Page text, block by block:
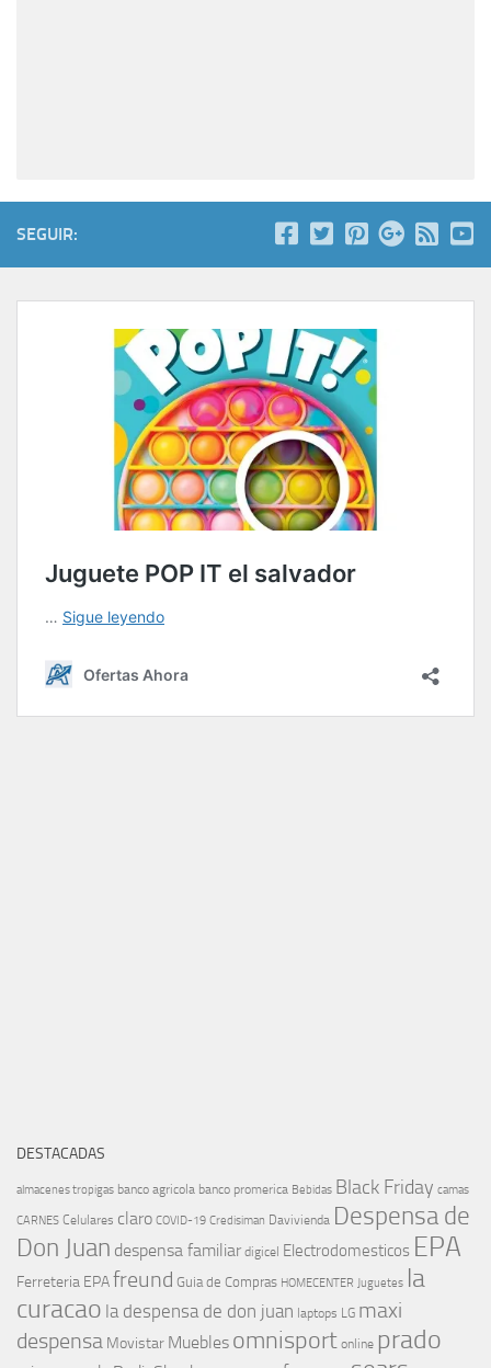
SEGUIR:
DESTACADAS
almacenes tropigas banco agricola banco promerica Bebidas Black Friday camas
CARNES Celulares claro COVID-19 Credisiman Davivienda Despensa de
Don Juan despensa familiar digicel Electrodomesticos EPA
Ferreteria EPAfreund Guia de Compras HOMECENTER Juguetes la
curacao la despensa de don juan laptops LG maxi
despensa Movistar Muebles omnisport online prado